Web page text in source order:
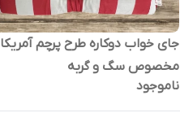
جای خواب دوکاره طرح پرچم آمریکا
مخصوص سگ و گربه
ناموجود